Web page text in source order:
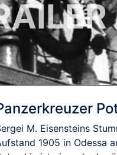
M. Eisensteins
1905 in Odessa